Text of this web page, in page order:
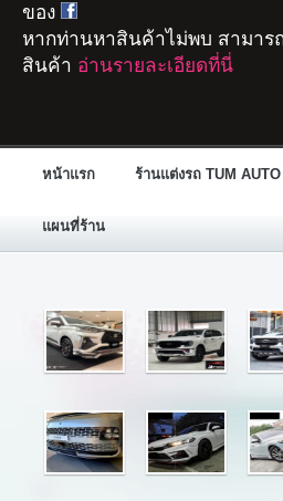
ของ
หากท่านหาสินค้าไม่พบ สามาร
สินค้า อ่านรายละเอียดที่นี่
หน้าแรก ร้านแต่งรถ TUM
แผนที่ร้าน